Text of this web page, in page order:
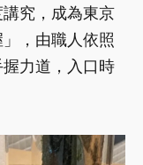
究，成為東京
，由職人依照
力道，入口時